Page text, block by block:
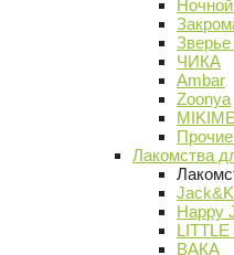
ЧИКА
Ambar
Zoonya
Лакомства
Happy
LITTLE
ВАКА